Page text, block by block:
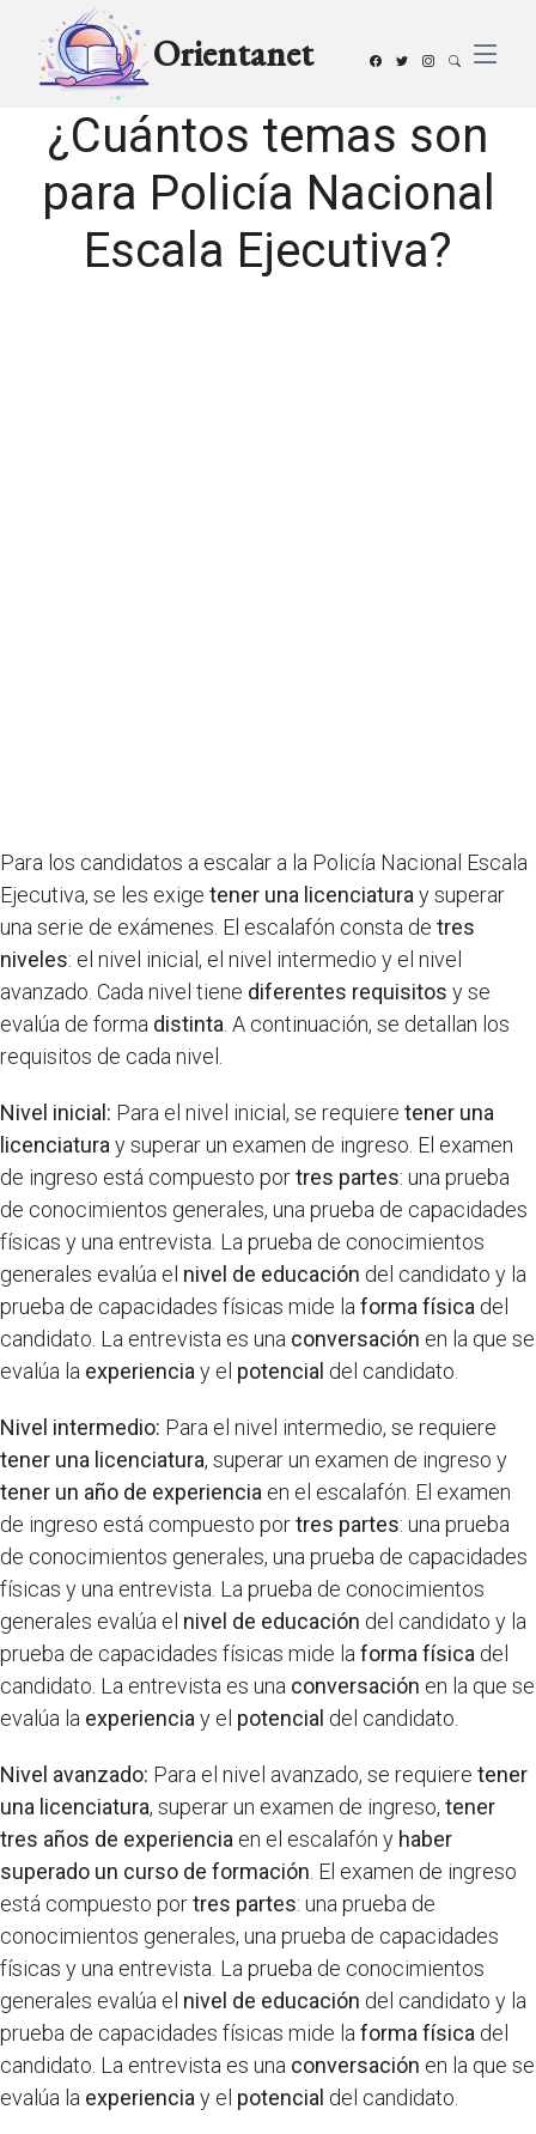
Orientanet
¿Cuántos temas son
para Policía Nacional
Escala Ejecutiva?
Para los candidatos a escalar a la Policía Nacional Escala
Ejecutiva, se les exige tener una licenciatura y superar
una serie de exámenes. El escalafón consta de tres
niveles: el nivel inicial, el nivel intermedio y el nivel
avanzado. Cada nivel tiene diferentes requisitos y se
evalúa de forma distinta . A continuación, se detallan los
requisitos de cada nivel.
Nivel inicial: Para el nivel inicial, se requiere tener una
licenciatura y superar un examen de ingreso. El examen
de ingreso está compuesto portres partes: una prueba
de conocimientos generales, una prueba de capacidades
físicas y una entrevista. La prueba de conocimientos
generales evalúa el nivel de educación del candidato y la
prueba de capacidades físicas mide la forma física del
candidato. La entrevista es una conversación en la que se
evalúa la experiencia y el potencial del candidato.
Nivel intermedio: Para el nivel intermedio, se requiere
tener una licenciatura, superar un examen de ingreso y
tener un año de experiencia en el escalafón. El examen
de ingreso está compuesto portres partes: una prueba
de conocimientos generales, una prueba de capacidades
físicas y una entrevista. La prueba de conocimientos
generales evalúa el nivel de educación del candidato y la
prueba de capacidades físicas mide la forma física del
candidato. La entrevista es una conversación en la que se
evalúa la experiencia y el potencial del candidato.
Nivel avanzado: Para el nivel avanzado, se requiere tener
una licenciatura, superar un examen de ingreso, tener
tres años de experiencia en el escalafón y haber
superado un curso de formación . El examen de ingreso
está compuesto portres partes: una prueba de
conocimientos generales, una prueba de capacidades
físicas y una entrevista. La prueba de conocimientos
generales evalúa el nivel de educación del candidato y la
prueba de capacidades físicas mide la forma física del
candidato. La entrevista es una conversación en la que se
evalúa la experiencia y el potencial del candidato.